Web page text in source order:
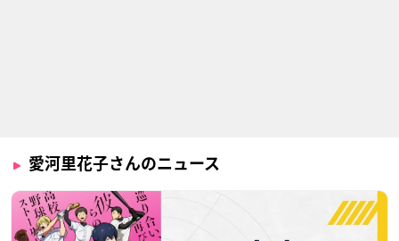
ゲラチョ
愛河里花子さんのニュース